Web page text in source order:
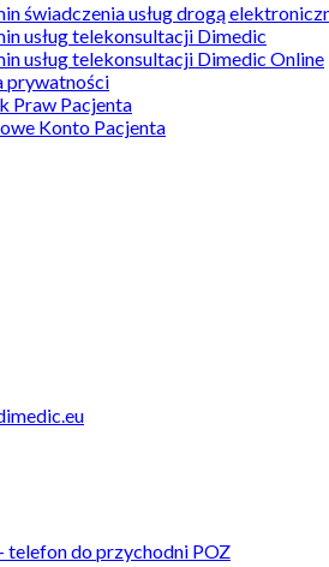
świadczenia usług drogą
usług telekonsultacji Dimedic
usług telekonsultacji Dimedic Online
prywatności
Praw Pacjenta
Konto Pacjenta
telefon do przychodni POZ